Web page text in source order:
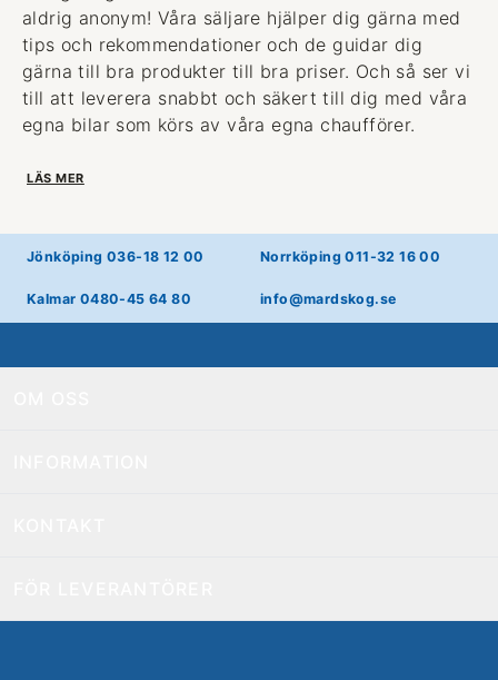
aldrig anonym! Våra säljare hjälper dig gärna med
tips och rekommendationer och de guidar dig
gärna till bra produkter till bra priser. Och så ser vi
till att leverera snabbt och säkert till dig med våra
egna bilar som körs av våra egna chaufförer.
LÄS MER
Jönköping 036-18 12 00 Norrköping 011-32 16 00
Kalmar 0480-45 64 80 info@mardskog.se